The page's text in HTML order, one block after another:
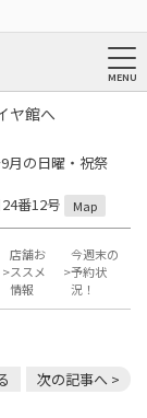
ヤ館へ
月の日曜・祝祭
番12号
Map
店舗お
ススメ
情報
今週末の
予約状
況！
次の記事へ >